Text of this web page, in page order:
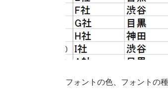
フォントの色、フォントの